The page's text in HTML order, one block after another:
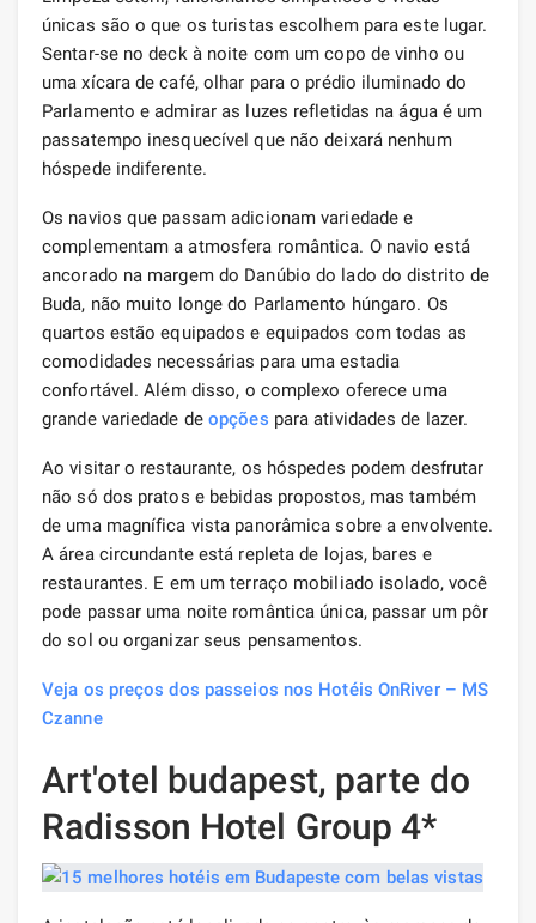
únicas são o que os turistas escolhem para este lugar.
Sentar-se no deck à noite com um copo de vinho ou
uma xícara de café, olhar para o prédio iluminado do
Parlamento e admirar as luzes refletidas na água é um
passatempo inesquecível que não deixará nenhum
hóspede indiferente.
Os navios que passam adicionam variedade e
complementam a atmosfera romântica. O navio está
ancorado na margem do Danúbio do lado do distrito de
Buda, não muito longe do Parlamento húngaro. Os
quartos estão equipados e equipados com todas as
comodidades necessárias para uma estadia
confortável. Além disso, o complexo oferece uma
grande variedade de opções para atividades de lazer.
Ao visitar o restaurante, os hóspedes podem desfrutar
não só dos pratos e bebidas propostos, mas também
de uma magnífica vista panorâmica sobre a envolvente.
A área circundante está repleta de lojas, bares e
restaurantes. E em um terraço mobiliado isolado, você
pode passar uma noite romântica única, passar um pôr
do sol ou organizar seus pensamentos.
Veja os preços dos passeios nos Hotéis OnRiver – MS
Czanne
Art'otel budapest, parte do
Radisson Hotel Group 4*